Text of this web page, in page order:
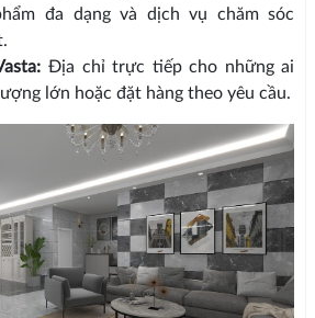
đa dạng và dịch vụ chăm sóc
Địa chỉ trực tiếp cho những ai
lớn hoặc đặt hàng theo yêu cầu.